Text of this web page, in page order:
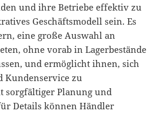
und ihre Betriebe effektiv zu
Geschäftsmodell sein. Es
eine große Auswahl an
ohne vorab in Lagerbestände
und ermöglicht ihnen, sich
Kundenservice zu
sorgfältiger Planung und
Details können Händler